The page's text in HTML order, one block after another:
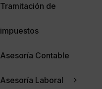
Tramitación de
impuestos
Asesoría Contable
Asesoría Laboral